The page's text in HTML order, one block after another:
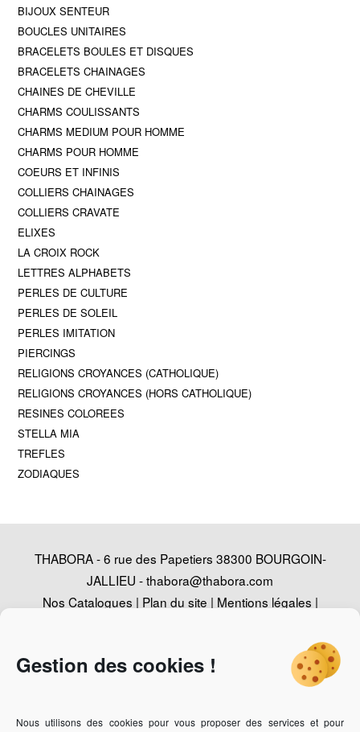
Gestion des cookies !
Nous utilisons des cookies pour vous proposer des services et pour
BIJOUX SENTEUR
BOUCLES UNITAIRES
BRACELETS BOULES ET DISQUES
BRACELETS CHAINAGES
CHAINES DE CHEVILLE
CHARMS COULISSANTS
CHARMS MEDIUM POUR HOMME
CHARMS POUR HOMME
COEURS ET INFINIS
COLLIERS CHAINAGES
COLLIERS CRAVATE
ELIXES
LA CROIX ROCK
LETTRES ALPHABETS
PERLES DE CULTURE
PERLES DE SOLEIL
PERLES IMITATION
PIERCINGS
RELIGIONS CROYANCES (CATHOLIQUE)
RELIGIONS CROYANCES (HORS CATHOLIQUE)
RESINES COLOREES
STELLA MIA
TREFLES
ZODIAQUES
THABORA - 6 rue des Papetiers 38300 BOURGOIN-
JALLIEU -thabora@thabora.com
Nos Catalogues | Plan du site | Mentions légales |
Vous recherchez un revendeur des bijoux Thabora ?Cliquez-